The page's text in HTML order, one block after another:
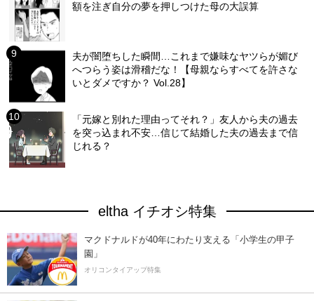
額を注ぎ自分の夢を押しつけた母の大誤算
夫が闇堕ちした瞬間…これまで嫌味なヤツらが媚び
へつらう姿は滑稽だな！【母親ならすべてを許さな
いとダメですか？ Vol.28】
「元嫁と別れた理由ってそれ？」友人から夫の過去
を突っ込まれ不安…信じて結婚した夫の過去まで信
じれる？
eltha イチオシ特集
マクドナルドが40年にわたり支える「小学生の甲子
園」
オリコンタイアップ特集